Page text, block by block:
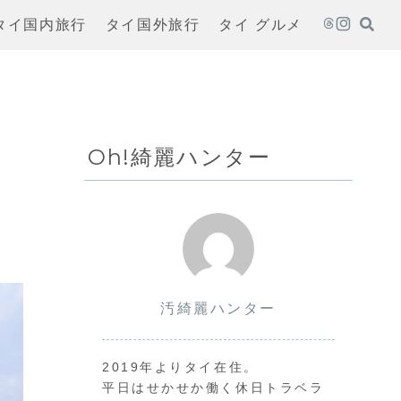
イ国内旅行 タイ国外旅行 タイ グルメ
Oh!綺麗ハンター
汚綺麗ハンター
2019年よりタイ在住。
平日はせかせか働く休日トラベラ